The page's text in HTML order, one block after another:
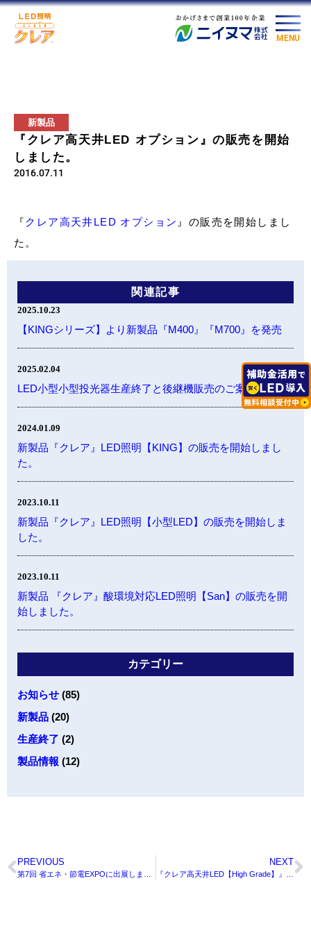
MENU
新製品
『クレア高天井LED オプション』の販売を開始
しました。
2016.07.11
『クレア高天井LED オプション 』の販売を開始しまし
た。
関連記事
2025.10.23
【KINGシリーズ】より新製品『M400』『M700』を発売
2025.02.04
LED小型小型投光器生産終了と後継機販売のご案内
2024.01.09
新製品『クレア』LED照明【KING】の販売を開始しまし
た。
2023.10.11
新製品『クレア』LED照明【小型LED】の販売を開始しま
した。
2023.10.11
新製品 『クレア』酸環境対応LED照明【San】の販売を開
始しました。
カテゴリー
お知らせ (85)
新製品 (20)
生産終了 (2)
製品情報 (12)
PREVIOUS NEXT